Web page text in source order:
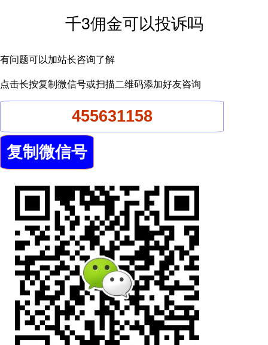
千3佣金可以投诉吗
有问题可以加站长咨询了解
点击长按复制微信号或扫描二维码添加好友咨询